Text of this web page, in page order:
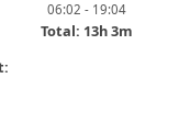
06:02 - 19:04
Total: 13h 3m